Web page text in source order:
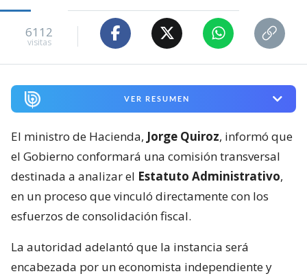
6112
visitas
VER RESUMEN
El ministro de Hacienda, Jorge Quiroz, informó que
el Gobierno conformará una comisión transversal
destinada a analizar el Estatuto Administrativo,
en un proceso que vinculó directamente con los
esfuerzos de consolidación fiscal.
La autoridad adelantó que la instancia será
encabezada por un economista independiente y